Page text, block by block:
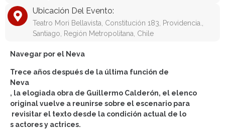
Ubicación Del Evento:
Teatro Mori Bellavista, Constitución 183, Providencia.,
Santiago, Región Metropolitana, Chile
Navegar por el Neva
Trece años después de la última función de
Neva
, la elogiada obra de Guillermo Calderón, el elenco
originalvuelve a reunirse sobre el escenario para
revisitar el texto desde la condición actual de lo
s actores y actrices.